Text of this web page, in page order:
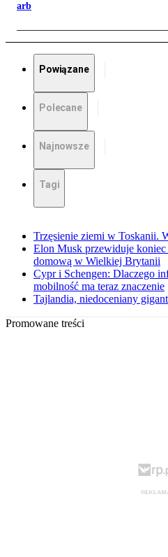
arb
Powiązane
Polecane
Najnowsze
Tagi
Trzęsienie ziemi w Toskanii.
Elon Musk przewiduje
domową w Wielkiej Brytanii
Cypr i Schengen: Dlaczego
mobilność ma teraz znaczenie
Tajlandia, niedoceniany
Promowane treści